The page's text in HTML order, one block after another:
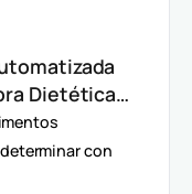
Dietética
con